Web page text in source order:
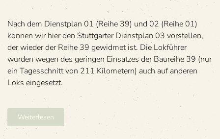
plan
und
Lauf­
plan
26.03
Som­
Nach dem Dienstplan 01 (Reihe 39) und 02 (Reihe 01)
können wir hier den Stuttgarter Dienstplan 03 vorstellen,
der wieder der Reihe 39 gewidmet ist. Die Lokführer
wurden wegen des geringen Einsatzes der Baureihe 39 (nur
ein Tagesschnitt von 211 Kilometern) auch auf anderen
Loks eingesetzt.
Weiterlesen